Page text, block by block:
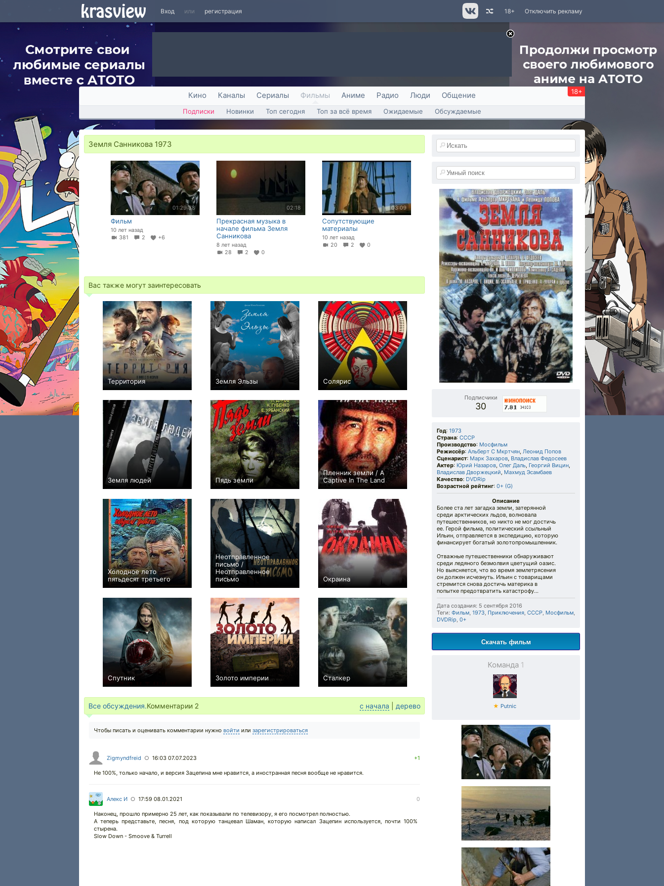
Вход или регистрация Отключить рекламу
18+
Кино Каналы Сериалы Фильмы Аниме Радио Люди Общение 18+
Подписки Новинки Топ сегодня Топ за всё время Ожидаемые Обсуждаемые
Земля Санникова 1973
01:29:38
Фильм
10 лет назад
381
2 +6
02:18
Прекрасная музыка в
начале фильма Земля
Санникова
8 лет назад
28
2 0
03:09
Сопутствующие
материалы
10 лет назад
20
2 0
Вас также могут заинтересовать
Территория
+95
Земля Эльзы
0
Солярис
+9
Земля людей
−1
Пядь земли
+1
Пленник земли / A
Captive In The Land
0
Холодное лето
пятьдесят третьего
+26
Неотправленное
письмо /
Неотправленное
письмо
+2
Окраина
+17
Спутник
+17
Золото империи
−3
Сталкер
+23
Все обсуждения.Комментарии 2 с начала дерево
Чтобы писать и оценивать комментарии нужно войти или зарегистрироваться
Zigmyndfreid ○ 16:03 07.07.2023 +1
Не 100%, только начало, и версия Зацепина мне нравится, а иностранная песня вообще не нравится.
Алекс И ○ 17:59 08.01.2021 0
Наконец, прошло примерно 25 лет, как показывали по телевизору, я его посмотрел полностью.
А теперь представьте, песня, под которую танцевал Шаман, которую написал Зацепин используется, почти 100%
стырена.
Slow Down - Smoove & Turrell
Подписчики
30
Год: 1973
Страна: СССР
Производство: Мосфильм
Режиссёр: Альберт С Мкртчян, Леонид Попов
Сценарист: Марк Захаров, Владислав Федосеев
Актер: Юрий Назаров, Олег Даль, Георгий Вицин,
Владислав Дворжецкий, Махмуд Эсамбаев
Качество: DVDRip
Возрастной рейтинг: 0+ (G)
Описание
Более ста лет загадка земли, затерянной
среди арктических льдов, волновала
путешественников, но никто не мог достичь
ее. Герой фильма, политический ссыльный
Ильин, отправляется в экспедицию, которую
финансирует богатый золотопромышленник.
Отважные путешественники обнаруживают
среди ледяного безмолвия цветущий оазис.
Но выясняется, что во время землетрясения
он должен исчезнуть. Ильин с товарищами
стремится снова достичь материка в
попытке предотвратить катастрофу...
Дата создания: 5 сентября 2016
Теги: Фильм, 1973, Приключения, СССР, Мосфильм,
DVDRip, 0+
Скачать фильм
Команда 1
★ Putnic